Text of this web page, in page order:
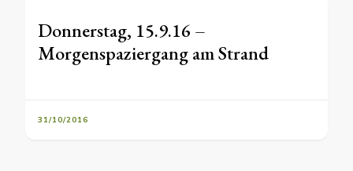
Donnerstag, 15.9.16 –
Morgenspaziergang am Strand
31/10/2016